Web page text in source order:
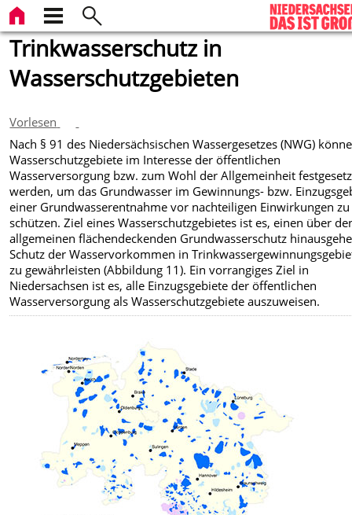
Trinkwasserschutz in
Wasserschutzgebieten
Vorlesen
Nach § 91 des Niedersächsischen Wassergesetzes (NWG)
Wasserschutzgebiete im Interesse der öffentlichen
Wasserversorgung bzw. zum Wohl der Allgemeinheit
werden, um das Grundwasser im Gewinnungs- bzw.
einer Grundwasserentnahme vor nachteiligen Einwirkungen zu
schützen. Ziel eines Wasserschutzgebietes ist es, einen über
allgemeinen flächendeckenden Grundwasserschutz
Schutz der Wasservorkommen in
zu gewährleisten (Abbildung 11). Ein vorrangiges Ziel in
Niedersachsen ist es, alle Einzugsgebiete der öffentlichen
Wasserversorgung als Wasserschutzgebiete auszuweisen.